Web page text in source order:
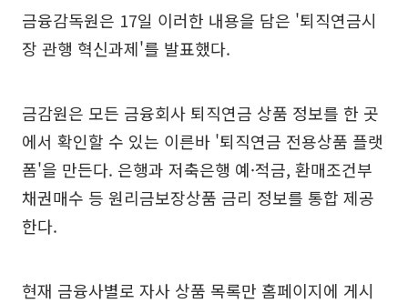
금융감독원은 17일 이러한 내용을 담은 '퇴직연금시
장 관행 혁신과제'를 발표했다.
금감원은 모든 금융회사 퇴직연금 상품 정보를 한 곳
에서 확인할 수 있는 이른바 '퇴직연금 전용상품 플랫
폼'을 만든다. 은행과 저축은행 예·적금, 환매조건부
채권매수 등 원리금보장상품 금리 정보를 통합 제공
한다.
현재 금융사별로 자사 상품 목록만 홈페이지에 게시